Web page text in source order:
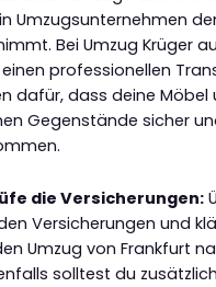
Umzugsunternehmen
Bei Umzug Krüger
professionellen
dafür, dass deine Möbel
Gegenstände sicher
die Versicherungen:
Versicherungen und
Umzug von Frankfurt
solltest du